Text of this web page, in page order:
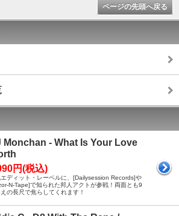
ページの先頭へ戻る
Monchan - What Is Your Love
円(税込)
エディット・レーベルに、[Dailysession Records]や
N-Tape]で知られた邦人アクトが参戦！両面とも9
の長尺で焦らしてくれます！